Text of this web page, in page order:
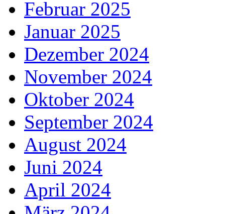
Februar 2025
Januar 2025
Dezember 2024
November 2024
Oktober 2024
September 2024
August 2024
Juni 2024
April 2024